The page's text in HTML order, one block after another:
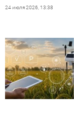
24 июля 2026, 13:38